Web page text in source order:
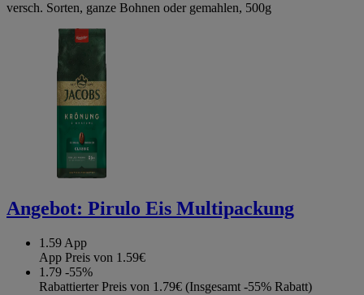
versch. Sorten, ganze Bohnen oder gemahlen, 500g
Angebot: Pirulo Eis Multipackung
1.59 App
App Preis von 1.59€
1.79 -55%
Rabattierter Preis von 1.79€ (Insgesamt -55% Rabatt)